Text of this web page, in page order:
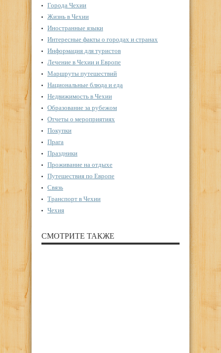
Города Чехии
Жизнь в Чехии
Иностранные языки
Интересные факты о городах и странах
Информация для туристов
Лечение в Чехии и Европе
Маршруты путешествий
Национальные блюда и еда
Недвижимость в Чехии
Образование за рубежом
Отчеты о мероприятиях
Покупки
Прага
Праздники
Проживание на отдыхе
Путешествия по Европе
Связь
Транспорт в Чехии
Чехия
СМОТРИТЕ ТАКЖЕ